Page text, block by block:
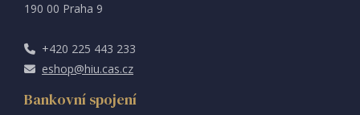
190 00 Praha 9
+420 225 443 233
eshop@hiu.cas.cz
Bankovní spojení